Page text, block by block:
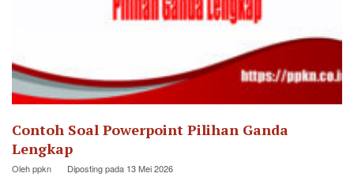
Contoh Soal Powerpoint Pilihan Ganda
Lengkap
Olehppkn Diposting pada 13 Mei 2026